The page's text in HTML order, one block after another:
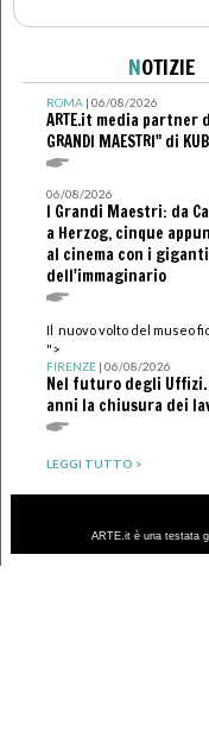
NOTIZIE
ROMA| 06/08/2026
ARTE.it media partner
GRANDI MAESTRI" di
06/08/2026
I Grandi Maestri: da
a Herzog, cinque
al cinema con i giganti
dell'immaginario
Il nuovo volto del museo
">
FIRENZE| 06/08/2026
Nel futuro degli Uffizi.
anni la chiusura dei
LEGGI TUTTO >
ARTE.it è una testata